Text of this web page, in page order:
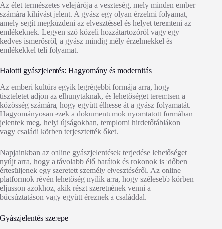
Az élet természetes velejárója a veszteség, mely minden ember
számára kihívást jelent. A gyász egy olyan érzelmi folyamat,
amely segít megküzdeni az elvesztéssel és helyet teremteni az
emlékeknek. Legyen szó közeli hozzátartozóról vagy egy
kedves ismerősről, a gyász mindig mély érzelmekkel és
emlékekkel teli folyamat.
Halotti gyászjelentés: Hagyomány és modernitás
Az emberi kultúra egyik legrégebbi formája arra, hogy
tiszteletet adjon az elhunytaknak, és lehetőséget teremtsen a
közösség számára, hogy együtt élhesse át a gyász folyamatát.
Hagyományosan ezek a dokumentumok nyomtatott formában
jelentek meg, helyi újságokban, templomi hirdetőtáblákon
vagy családi körben terjesztették őket.
Napjainkban az online gyászjelentések terjedése lehetőséget
nyújt arra, hogy a távolabb élő barátok és rokonok is időben
értesüljenek egy szeretett személy elvesztéséről. Az online
platformok révén lehetőség nyílik arra, hogy szélesebb körben
eljusson azokhoz, akik részt szeretnének venni a
búcsúztatáson vagy együtt éreznek a családdal.
Gyászjelentés szerepe